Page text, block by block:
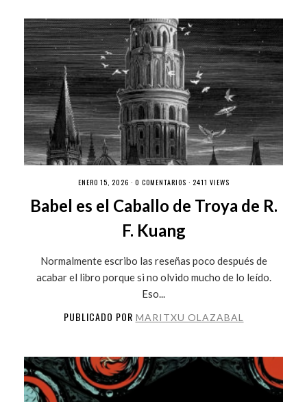
ENERO 15, 2026 · 0 COMENTARIOS · 2411 VIEWS
Babel es el Caballo de Troya de R.
F. Kuang
Normalmente escribo las reseñas poco después de
acabar el libro porque si no olvido mucho de lo leído.
Eso...
PUBLICADO POR MARITXU OLAZABAL